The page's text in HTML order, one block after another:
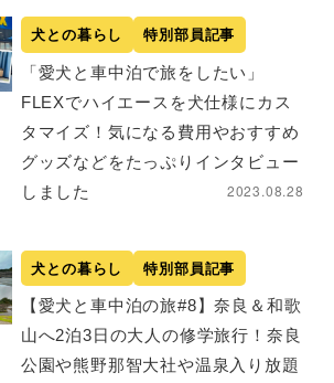
犬との暮らし 特別部員記事
「愛犬と車中泊で旅をしたい」
FLEXでハイエースを犬仕様にカス
タマイズ！気になる費用やおすすめ
グッズなどをたっぷりインタビュー
しました
2023.08.28
犬との暮らし 特別部員記事
【愛犬と車中泊の旅#8】奈良＆和歌
山へ2泊3日の大人の修学旅行！奈良
公園や熊野那智大社や温泉入り放題